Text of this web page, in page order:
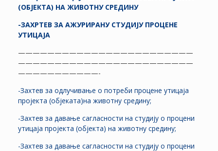
(ОБЈЕКТА) НА ЖИВОТНУ СРЕДИНУ
-ЗАХРТЕВ ЗА АЖУРИРАНУ СТУДИЈУ ПРОЦЕНЕ
УТИЦАЈА
————————————————————————
————————————————————————
———————————-
-Захтев за одлучивање о потреби процене утицаја
пројекта (објеката)на животну средину;
-Захтев за давање сагласности на студију о процени
утицаја пројекта (објекта) на животну средину;
-Захтев за давање сагласности на студију о процени